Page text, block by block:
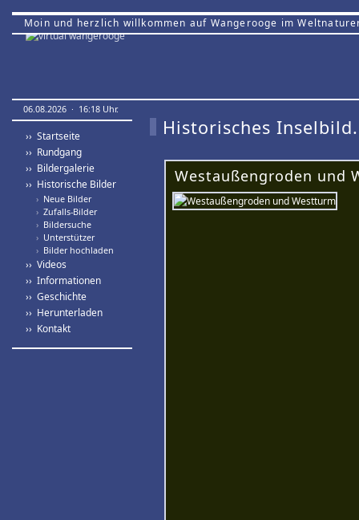
Moin und herzlich willkommen auf Wangerooge im
06.08.2026 · 16:18 Uhr.
›› Startseite
›› Rundgang
›› Bildergalerie
›› Historische Bilder
› Neue Bilder
› Zufalls-Bilder
› Bildersuche
› Unterstützer
› Bilder hochladen
›› Videos
›› Informationen
›› Geschichte
›› Herunterladen
›› Kontakt
Historisches Inselbild.
Westaußengroden und